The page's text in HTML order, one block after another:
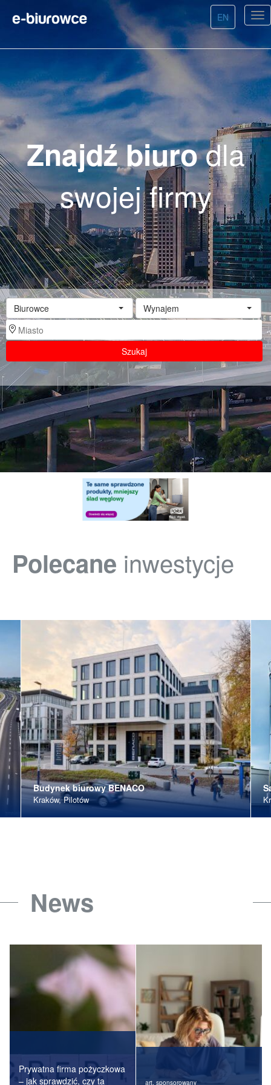
EN
Znajdź biurodla
swojej firmy
Biurowce Wynajem
Polecane inwestycje
Budynek biurowy BENACO
Kraków, Pilotów
News
Prywatna firma pożyczkowa
– jak sprawdzić, czy ta
art. sponsorowany